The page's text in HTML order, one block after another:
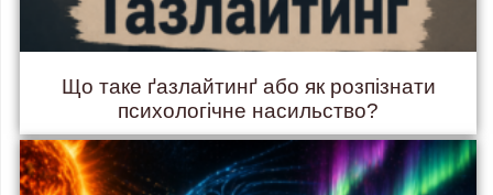
Що таке ґазлайтинґ або як розпізнати
психологічне насильство?